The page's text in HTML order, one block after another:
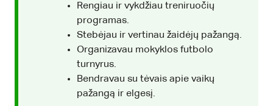
Rengiau ir vykdžiau treniruočių
programas.
Stebėjau ir vertinau žaidėjų pažangą.
Organizavau mokyklos futbolo
turnyrus.
Bendravau su tėvais apie vaikų
pažangą ir elgesį.